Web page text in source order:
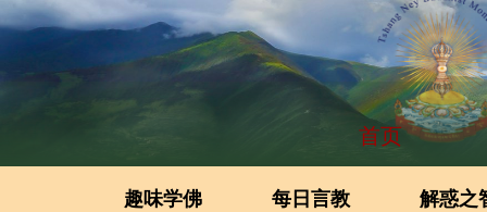
首页
趣味学佛 每日言教 解惑之